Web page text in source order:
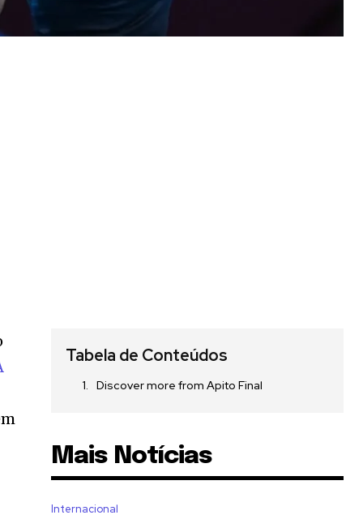
Tabela de Conteúdos
Discover more from Apito Final
Mais Notícias
Internacional